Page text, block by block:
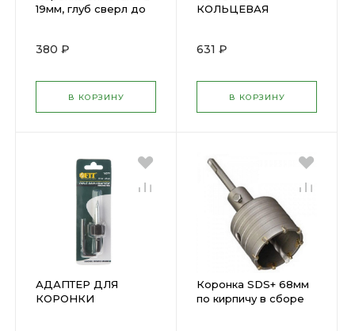
19мм, глуб сверл до
380 ₽
В КОРЗИНУ
КОЛЬЦЕВАЯ
631 ₽
В КОРЗИНУ
АДАПТЕР ДЛЯ
КОРОНКИ
Коронка SDS+ 68мм
по кирпичу в сборе